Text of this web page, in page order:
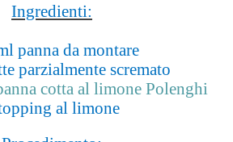
Ingredienti:
panna da montare
parzialmente scremato
cotta al limone Polenghi
al limone